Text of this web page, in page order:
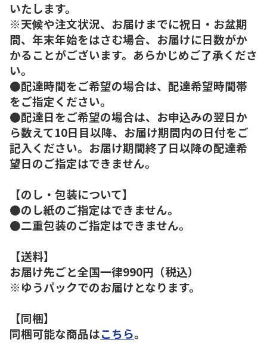
いたします。
※天候や注文状況、お届けまでに祝日・お盆期
間、年末年始をはさむ場合、お届けに日数がか
かることがございます。あらかじめご了承くださ
い。
●配達時間をご希望の場合は、配達希望時間帯
をご指定ください。
●配達日をご希望の場合は、お申込みの翌日か
ら数えて10日目以降、お届け期間内の日付をご
記入ください。お届け期間終了日以降の配達希
望日のご指定はできません。
【のし・包装について】
●のし紙のご指定はできません。
●二重包装のご指定はできません。
【送料】
お届け先ごと全国一律990円（税込）
※ゆうパックでのお届けとなります。
【同梱】
同梱可能な商品はこちら。